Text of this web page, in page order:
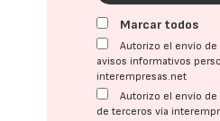
Marcar todos
Autorizo el envío
avisos informativos
interempresas.net
Autorizo el envío
de terceros vía